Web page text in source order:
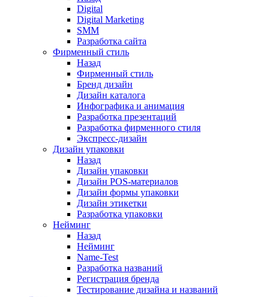
Digital
Digital Marketing
SMM
Разработка сайта
Фирменный стиль
Назад
Фирменный стиль
Бренд дизайн
Дизайн каталога
Инфографика и анимация
Разработка презентаций
Разработка фирменного стиля
Экспресс-дизайн
Дизайн упаковки
Назад
Дизайн упаковки
Дизайн POS-материалов
Дизайн формы упаковки
Дизайн этикетки
Разработка упаковки
Нейминг
Назад
Нейминг
Name-Test
Разработка названий
Регистрация бренда
Тестирование дизайна и названий